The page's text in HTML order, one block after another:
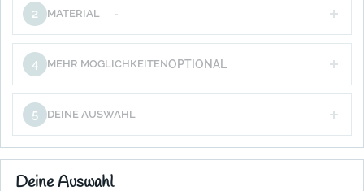
2 MATERIAL -
4 MEHR MÖGLICHKEITENOPTIONAL
5 DEINE AUSWAHL
Deine Auswahl